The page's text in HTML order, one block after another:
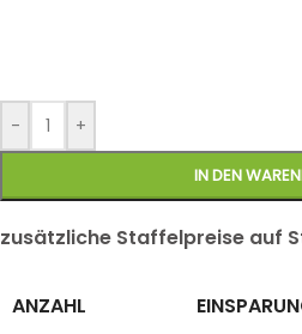
- +
IN DEN
zusätzliche Staffelpreise auf
ANZAHL